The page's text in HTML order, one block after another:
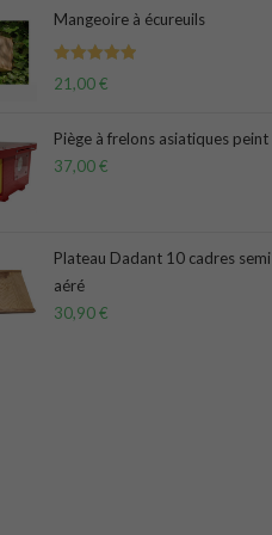
Mangeoire à écureuils
Note5.00
21,00€
Piège à frelons asiatiques peint
37,00€
Plateau Dadant 10 cadres semi
aéré
30,90€